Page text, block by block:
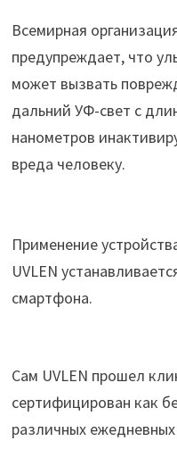
Всемирная
предупреждает, что
может вызвать
дальний УФ-свет с
нанометров
вреда человеку.
Применение
UVLEN
смартфона.
Сам UVLEN прошел
сертифицирован как
различных